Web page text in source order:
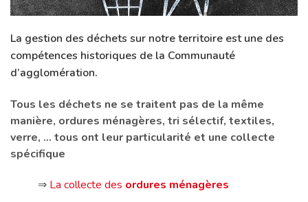
La gestion des déchets sur notre territoire est une des
compétences historiques de la Communauté
d’agglomération.
Tous les déchets ne se traitent pas de la même
manière, ordures ménagères, tri sélectif, textiles,
verre, … tous ont leur particularité et une collecte
spécifique
⇒ La collecte des ordures ménagères